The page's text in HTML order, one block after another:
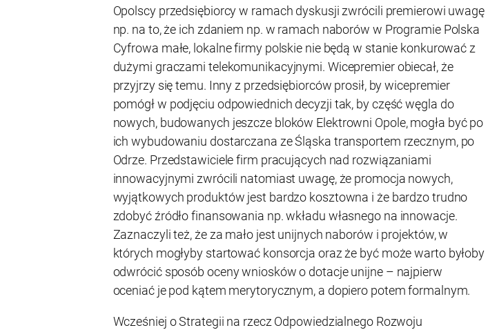
Opolscy przedsiębiorcy w ramach dyskusji zwrócili premierowi uwagę
np. na to, że ich zdaniem np. w ramach naborów w Programie Polska
Cyfrowa małe, lokalne firmy polskie nie będą w stanie konkurować z
dużymi graczami telekomunikacyjnymi. Wicepremier obiecał, że
przyjrzy się temu. Inny z przedsiębiorców prosił, by wicepremier
pomógł w podjęciu odpowiednich decyzji tak, by część węgla do
nowych, budowanych jeszcze bloków Elektrowni Opole, mogła być po
ich wybudowaniu dostarczana ze Śląska transportem rzecznym, po
Odrze. Przedstawiciele firm pracujących nad rozwiązaniami
innowacyjnymi zwrócili natomiast uwagę, że promocja nowych,
wyjątkowych produktów jest bardzo kosztowna i że bardzo trudno
zdobyć źródło finansowania np. wkładu własnego na innowacje.
Zaznaczyli też, że za mało jest unijnych naborów i projektów, w
których mogłyby startować konsorcja oraz że być może warto byłoby
odwrócić sposób oceny wniosków o dotacje unijne – najpierw
oceniać je pod kątem merytorycznym, a dopiero potem formalnym.
Wcześniej o Strategii na rzecz Odpowiedzialnego Rozwoju